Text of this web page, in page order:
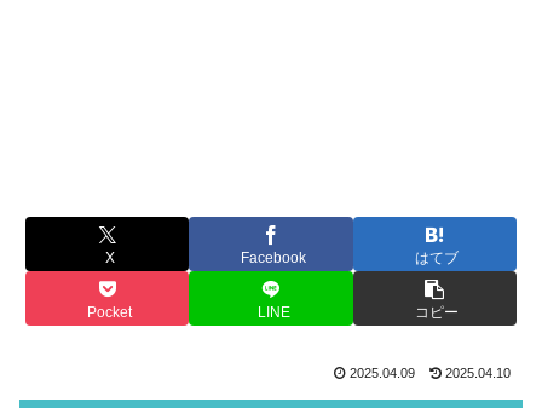
X Facebook はてブ
Pocket LINE コピー
2025.04.09 2025.04.10